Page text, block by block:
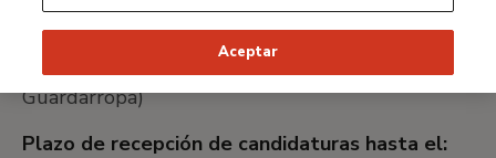
Nombre del puesto:
Auxiliar de Servicios del Museo (Servicio de
Guardarropa)
Plazo de recepción de candidaturas hasta el:
Aceptar